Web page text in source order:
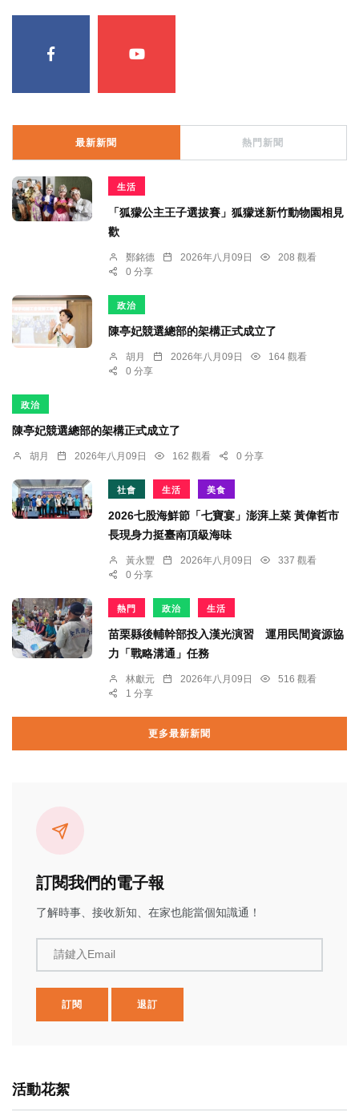
最新新聞 熱門新聞
生活
「狐獴公主王子選拔賽」狐獴迷新竹動物園相見
歡
鄭銘德 2026年八月09日
208 觀看
0 分享
政治
陳亭妃競選總部的架構正式成立了
胡月 2026年八月09日
164 觀看
0 分享
政治
陳亭妃競選總部的架構正式成立了
胡月 2026年八月09日 162 觀看 0 分享
社會 生活 美食
2026七股海鮮節「七寶宴」澎湃上菜 黃偉哲市
長現身力挺臺南頂級海味
黃永豐 2026年八月09日
337 觀看
0 分享
熱門 政治 生活
苗栗縣後輔幹部投入漢光演習 運用民間資源協
力「戰略溝通」任務
林獻元 2026年八月09日
516 觀看
1 分享
更多最新新聞
訂閱我們的電子報
了解時事、接收新知、在家也能當個知識通！
請鍵入Email
訂閱 退訂
活動花絮